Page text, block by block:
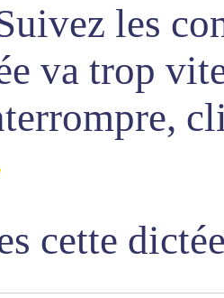
les
va trop
cette